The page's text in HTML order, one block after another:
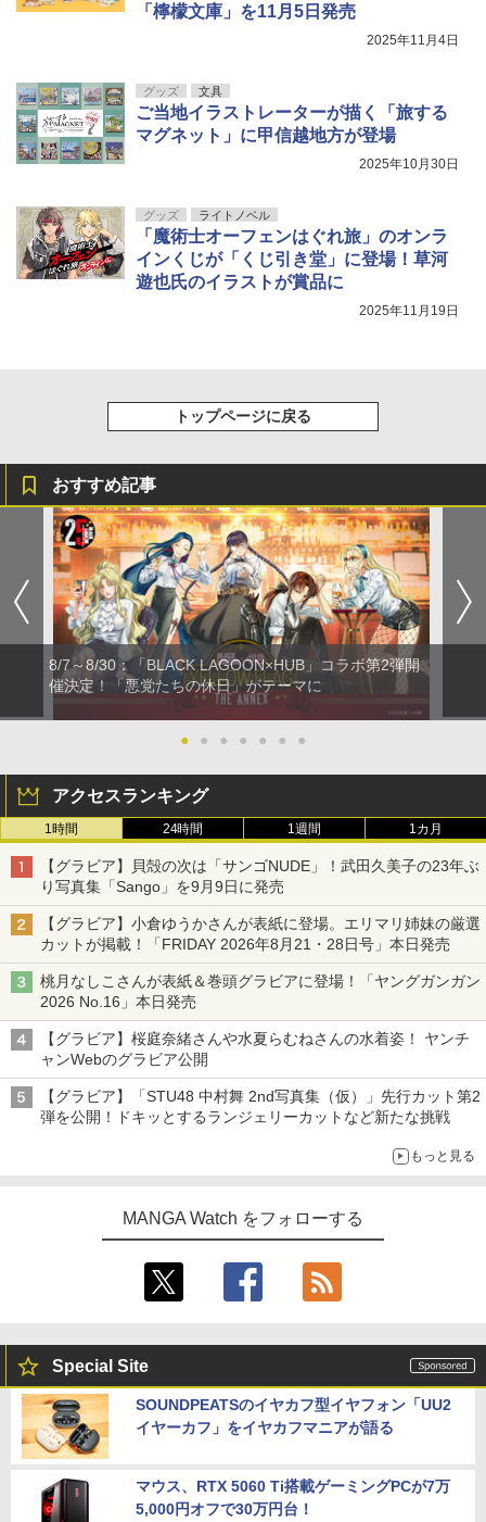
「檸檬文庫」を11月5日発売
2025年11月4日
グッズ 文具
ご当地イラストレーターが描く「旅する
マグネット」に甲信越地方が登場
2025年10月30日
グッズ ライトノベル
「魔術士オーフェンはぐれ旅」のオンラ
インくじが「くじ引き堂」に登場！草河
遊也氏のイラストが賞品に
2025年11月19日
トップページに戻る
おすすめ記事
8/7～8/30：「BLACK LAGOON×HUB」コラボ第2弾開
催決定！「悪党たちの休日」がテーマに
● ● ● ● ● ● ●
アクセスランキング
1時間 24時間 1週間 1カ月
【グラビア】貝殻の次は「サンゴNUDE」！武田久美子の23年ぶ
り写真集「Sango」を9月9日に発売
【グラビア】小倉ゆうかさんが表紙に登場。エリマリ姉妹の厳選
カットが掲載！「FRIDAY 2026年8⽉21・28日号」本日発売
桃月なしこさんが表紙＆巻頭グラビアに登場！「ヤングガンガン
2026 No.16」本日発売
【グラビア】桜庭奈緒さんや水夏らむねさんの水着姿！ ヤンチ
ャンWebのグラビア公開
【グラビア】「STU48 中村舞 2nd写真集（仮）」先行カット第2
弾を公開！ドキッとするランジェリーカットなど新たな挑戦
もっと見る
MANGA Watch をフォローする
Special Site
SOUNDPEATSのイヤカフ型イヤフォン「UU2
イヤーカフ」をイヤカフマニアが語る
マウス、RTX 5060 Ti搭載ゲーミングPCが7万
5,000円オフで30万円台！